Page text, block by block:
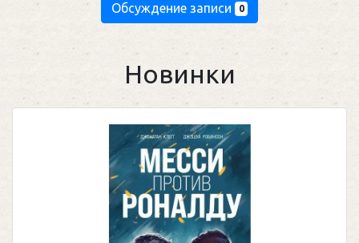
Обсуждение записи 0
Новинки